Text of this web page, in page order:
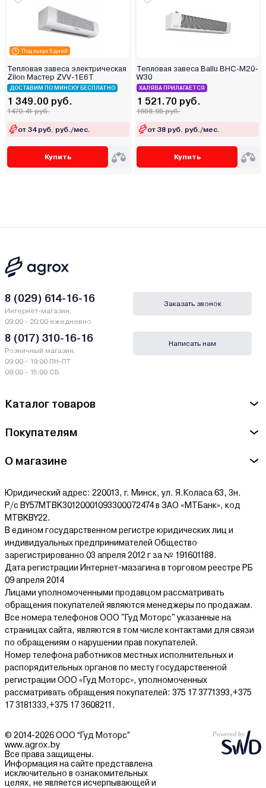
Под заказ 5 дней
Тепловая завеса электрическая
Zilon Мастер ZVV-1E6T
ДОСТАВИМ ПО МИНСКУ БЕСПЛАТНО
1 349.00 руб.
1470.41 руб.
от 34 руб. руб./мес.
Купить
Тепловая завеса Ballu BHC-M20-
W30
ХАЛЯВА ПРИЛАГАЕТСЯ
1 521.70 руб.
1658.65 руб.
от 38 руб. руб./мес.
Купить
Каталог товаров
Покупателям
О магазине
Юридический адрес: 220013, г. Минск, ул. Я.Коласа 63, 3н.
Р/с BY57MTBK30120001093300072474 в ЗАО «МТБанк», код
MTBKBY22.
В едином государственном регистре юридических лиц и
индивидуальных предпринимателей Общество
зарегистрированно 03 апреля 2012 г за № 191601188.
Дата регистрации Интернет-мазагина в торговом реестре РБ
09 апреля 2014
Лицами уполномоченными продавцом рассматривать
обращения покупателей являются менеджеры по продажам.
Все номера телефонов ООО "Гуд Моторс" указанные на
страницах сайта, являются в том числе контактами для связи
по обращениям о нарушении прав покупателей.
Номер телефона работников местных исполнительных и
распорядительных органов по месту государственной
регистрации ООО «Гуд Моторс», уполномоченных
рассматривать обращения покупателей: 375 17 3771393,+375
17 3181333,+375 17 3608211.
8 (029) 614-16-16
Интернет-магазин,
09:00 - 20:00 ежедневно
8 (017) 310-16-16
Розничный магазин,
09:00 - 19:00 ПН-ПТ
09:00 - 15:00 СБ
Заказать звонок
Написать нам
© 2014-2026 ООО “Гуд Моторс”
www.agrox.by
Все права защищены.
Информация на сайте представлена
исключительно в ознакомительных
целях, не является исчерпывающей и